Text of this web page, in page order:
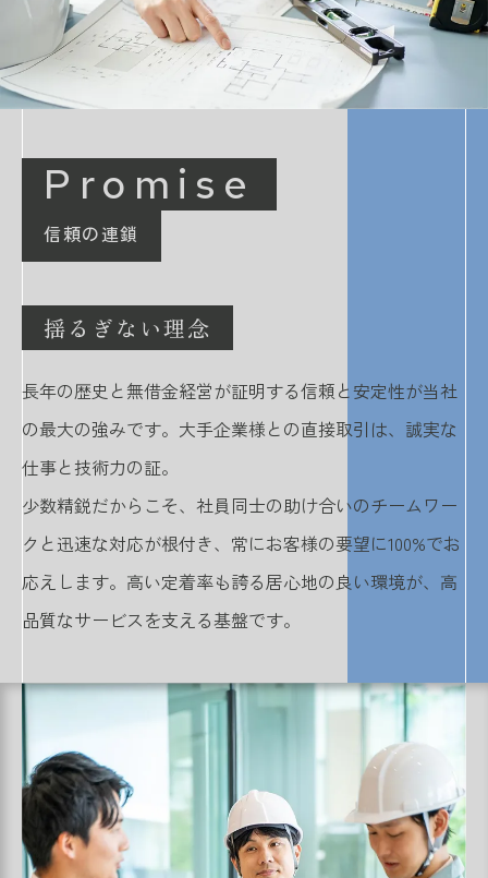
Promise
信頼の連鎖
揺るぎない理念
長年の歴史と無借金経営が証明する信頼と安定性が当社
の最大の強みです。大手企業様との直接取引は、誠実な
仕事と技術力の証。
少数精鋭だからこそ、社員同士の助け合いのチームワー
クと迅速な対応が根付き、常にお客様の要望に100%でお
応えします。高い定着率も誇る居心地の良い環境が、高
品質なサービスを支える基盤です。